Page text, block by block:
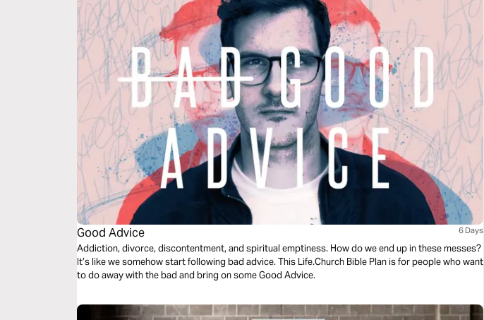
Good Advice 6 Days
Addiction, divorce, discontentment, and spiritual emptiness. How do we end up in these messes?
It’s like we somehow start following bad advice. This Life.Church Bible Plan is for people who want
to do away with the bad and bring on some Good Advice.